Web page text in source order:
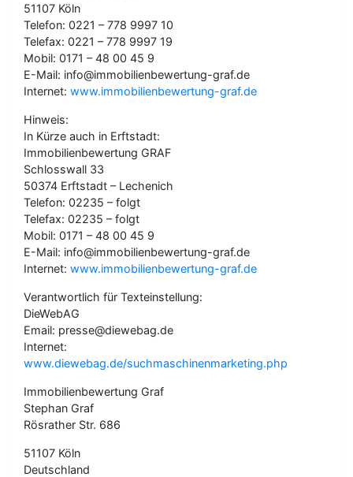
51107 Köln
Telefon: 0221 – 778 9997 10
Telefax: 0221 – 778 9997 19
Mobil: 0171 – 48 00 45 9
E-Mail: info@immobilienbewertung-graf.de
Internet: www.immobilienbewertung-graf.de
Hinweis:
In Kürze auch in Erftstadt:
Immobilienbewertung GRAF
Schlosswall 33
50374 Erftstadt – Lechenich
Telefon: 02235 – folgt
Telefax: 02235 – folgt
Mobil: 0171 – 48 00 45 9
E-Mail: info@immobilienbewertung-graf.de
Internet: www.immobilienbewertung-graf.de
Verantwortlich für Texteinstellung:
DieWebAG
Email: presse@diewebag.de
Internet:
www.diewebag.de/suchmaschinenmarketing.php
Immobilienbewertung Graf
Stephan Graf
Rösrather Str. 686
51107 Köln
Deutschland